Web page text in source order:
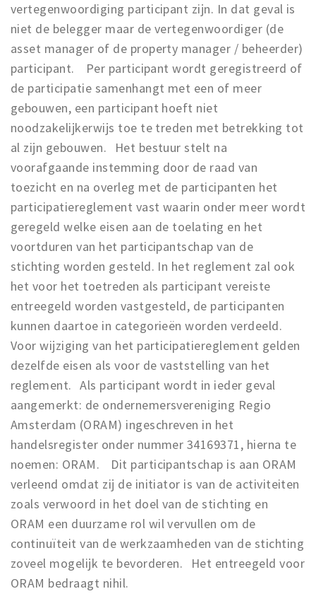
vertegenwoordiging participant zijn. In dat geval is
niet de belegger maar de vertegenwoordiger (de
asset manager of de property manager / beheerder)
participant. Per participant wordt geregistreerd of
de participatie samenhangt met een of meer
gebouwen, een participant hoeft niet
noodzakelijkerwijs toe te treden met betrekking tot
al zijn gebouwen. Het bestuur stelt na
voorafgaande instemming door de raad van
toezicht en na overleg met de participanten het
participatiereglement vast waarin onder meer wordt
geregeld welke eisen aan de toelating en het
voortduren van het participantschap van de
stichting worden gesteld. In het reglement zal ook
het voor het toetreden als participant vereiste
entreegeld worden vastgesteld, de participanten
kunnen daartoe in categorieën worden verdeeld.
Voor wijziging van het participatiereglement gelden
dezelfde eisen als voor de vaststelling van het
reglement. Als participant wordt in ieder geval
aangemerkt: de ondernemersvereniging Regio
Amsterdam (ORAM) ingeschreven in het
handelsregister onder nummer 34169371, hierna te
noemen: ORAM. Dit participantschap is aan ORAM
verleend omdat zij de initiator is van de activiteiten
zoals verwoord in het doel van de stichting en
ORAM een duurzame rol wil vervullen om de
continuïteit van de werkzaamheden van de stichting
zoveel mogelijk te bevorderen. Het entreegeld voor
ORAM bedraagt nihil.